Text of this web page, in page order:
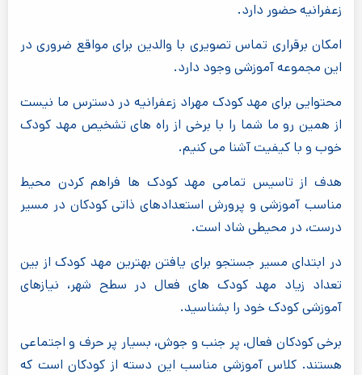
زعفرانیه حضور دارد.
امکان برقراری تماس تصویری با والدین برای مواقع ضروری در
این مجموعه آموزشی وجود دارد.
محتوایی برای مهد کودک مهراد زعفرانیه در دسترس ما نیست
از همین رو ما شما را با برخی از راه های تشخیص مهد کودک
خوب و با کیفیت آشنا می کنیم.
هدف از تاسیس تمامی مهد کودک ها فراهم کردن محیط
مناسب آموزشی و پرورش استعدادهای ذاتی کودکان در مسیر
درست، در محیطی شاد است.
در ابتدای مسیر جستجو برای یافتن بهترین مهد کودک از بین
تعداد زیاد مهد کودک های فعال در سطح شهر، نیازهای
آموزشی کودک خود را بشناسید.
برخی کودکان فعال، پر جنب و جوش، بسیار پر حرف و اجتماعی
هستند. کلاس آموزشی مناسب این دسته از کودکان است که